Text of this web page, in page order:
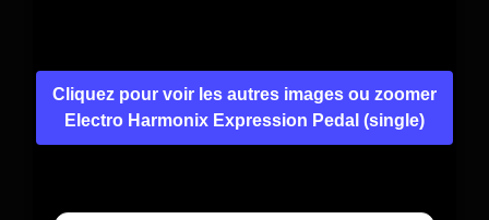
Cliquez pour voir les autres images ou zoomer
Electro Harmonix Expression Pedal (single)